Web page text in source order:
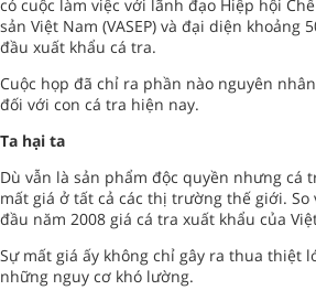
có cuộc làm việc với lãnh đạo Hiệp hội
sản Việt Nam (VASEP) và đại diện khoảng
đầu xuất khẩu cá tra.
Cuộc họp đã chỉ ra phần nào nguyên
đối với con cá tra hiện nay.
Ta hại ta
Dù vẫn là sản phẩm độc quyền nhưng cá
mất giá ở tất cả các thị trường thế giới. So
đầu năm 2008 giá cá tra xuất khẩu của
Sự mất giá ấy không chỉ gây ra thua thiệt
những nguy cơ khó lường.